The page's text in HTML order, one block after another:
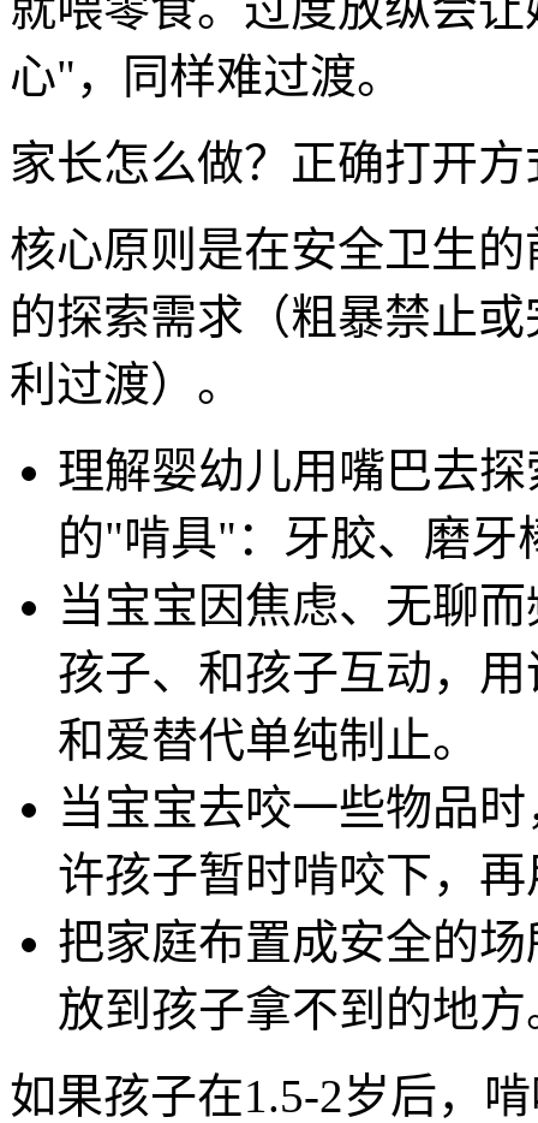
心"，同样难过渡。
家长怎么做？正确打开方
核心原则是在安全卫生
的探索需求（粗暴禁止
利过渡）。
理解婴幼儿用嘴巴去
的"啃具"：牙胶、磨牙
当宝宝因焦虑、无聊
孩子、和孩子互动，
和爱替代单纯制止。
当宝宝去咬一些物品
许孩子暂时啃咬下，
把家庭布置成安全的
放到孩子拿不到的地方
如果孩子在1.5-2岁后，